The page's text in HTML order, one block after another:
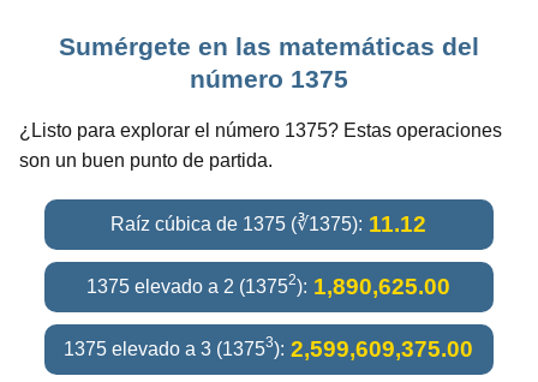
Sumérgete en las matemáticas del
número 1375
¿Listo para explorar el número 1375? Estas operaciones
son un buen punto de partida.
Raíz cúbica de 1375 (∛1375): 11.12
1375 elevado a 2 (13752): 1,890,625.00
1375 elevado a 3 (13753): 2,599,609,375.00